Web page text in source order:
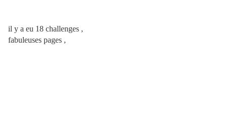
il y a eu 18 challenges ,
fabuleuses pages ,